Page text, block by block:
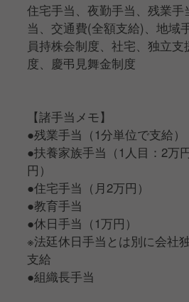
住宅手当、夜勤手当、残業手
当、交通費(全額支給)、地域
員持株会制度、社宅、独立
度、慶弔見舞金制度
【諸手当メモ】
●残業手当（1分単位で支給）
●扶養家族手当（1人目：2万
円）
●住宅手当（月2万円）
●教育手当
●休日手当（1万円）
※法廷休日手当とは別に会社
支給
●組織長手当